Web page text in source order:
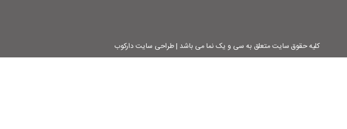
کلیه حقوق سایت متعلق به سی و یک نما می باشد | طراحی سایت دارکوب